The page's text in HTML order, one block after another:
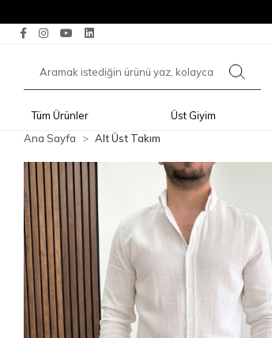
Tüm Ürünler Üst Giyim
Ana Sayfa
Alt Üst Takım